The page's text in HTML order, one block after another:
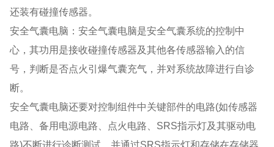
还装有碰撞传感器。
安全气囊电脑：安全气囊电脑是安全气囊系统的控制中
心，其功用是接收碰撞传感器及其他各传感器输入的信
号，判断是否点火引爆气囊充气，并对系统故障进行自诊
断。
安全气囊电脑还要对控制组件中关键部件的电路(如传感器
电路、备用电源电路、点火电路、SRS指示灯及其驱动电
路)不断进行诊断测试，并通过SRS指示灯和存储在存储器